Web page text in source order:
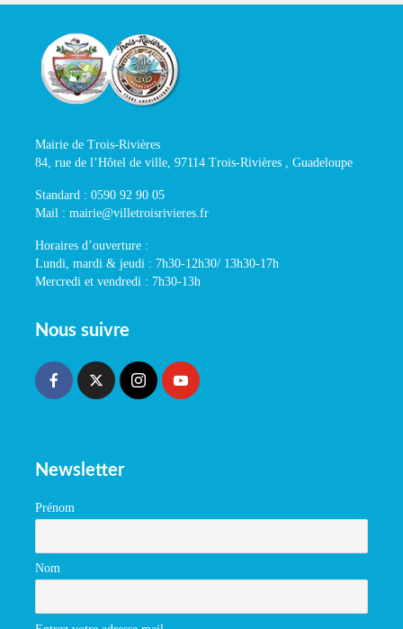
Mairie de Trois-Rivières
84, rue de l’Hôtel de ville, 97114 Trois-Rivières , Guadeloupe
Standard : 0590 92 90 05
Mail : mairie@villetroisrivieres.fr
Horaires d’ouverture :
Lundi, mardi & jeudi : 7h30-12h30/ 13h30-17h
Mercredi et vendredi : 7h30-13h
Nous suivre
Newsletter
Prénom
Nom